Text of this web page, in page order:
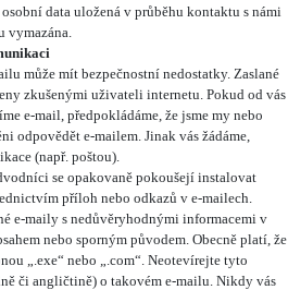
data uložená v průběhu kontaktu s námi
vymazána.
může mít bezpečnostní nedostatky. Zaslané
zkušenými uživateli internetu. Pokud od vás
e-mail, předpokládáme, že jsme my nebo
odpovědět e-mailem. Jinak vás žádáme,
(např. poštou).
se opakovaně pokoušejí instalovat
příloh nebo odkazů v e-mailech.
e-maily s nedůvěryhodnými informacemi v
nebo sporným původem. Obecně platí, že
„.exe“ nebo „.com“. Neotevírejte tyto
či angličtině) o takovém e-mailu. Nikdy vás